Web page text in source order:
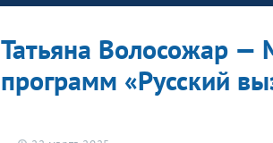
Татьяна Волосожар —
программ «Русский